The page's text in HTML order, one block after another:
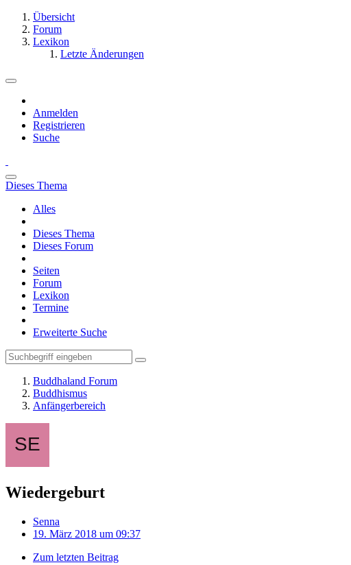
Übersicht
Forum
Lexikon
Letzte Änderungen
Anmelden
Registrieren
Suche
Dieses Thema
Alles
Dieses Thema
Dieses Forum
Seiten
Forum
Lexikon
Termine
Erweiterte Suche
Buddhaland Forum
Buddhismus
Anfängerbereich
Wiedergeburt
Senna
19. März 2018 um 09:37
Zum letzten Beitrag